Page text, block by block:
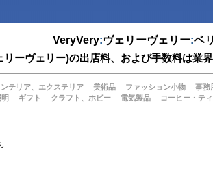
VeryVery:ヴェリーヴェリー:ベ
ーヴェリー)の出店料、および手数料は業
ンテリア、エクステリア 美術品 ファッション小物 事務
ギフト クラフト、ホビー 電気製品 コーヒー・テ